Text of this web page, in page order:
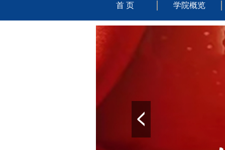
首 页 学院概览